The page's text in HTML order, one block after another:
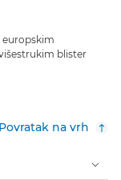
europskim
blister
Povratak na vrh